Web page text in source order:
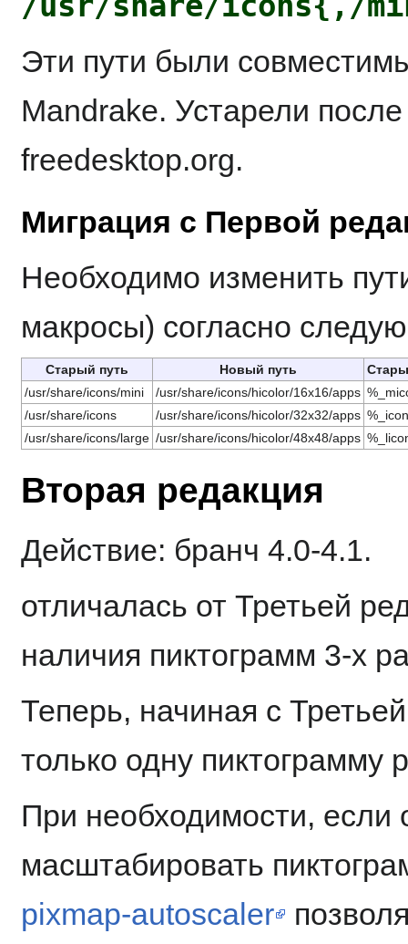
Эти пути были
Mandrake. Устарели
freedesktop.org.
Миграция с Первой
Необходимо изменить
макросы) согласно
Старый путь Новый путь
/usr/share/icons/mini
/usr/share/icons/hicolor/16x16/apps
/usr/share/icons
/usr/share/icons/hicolor/32x32/apps
/usr/share/icons/large /usr/share/icons/hicolor/48x48/apps
Вторая редакция
Действие: бранч 4.0-4.1.
отличалась от Третьей
наличия пиктограмм 3-х
Теперь, начиная с
только одну пиктограмму
При необходимости,
масштабировать
pixmap-autoscaler